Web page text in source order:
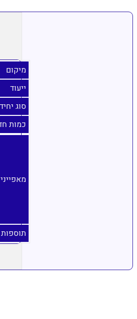
מיקום
ייעוד
סוג
כמות
תוספות